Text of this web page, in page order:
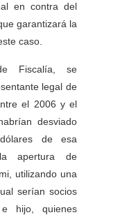
en contra del
garantizará la
caso.
Fiscalía, se
legal de
el 2006 y el
desviado
de esa
apertura de
utilizando una
serían socios
hijo, quienes